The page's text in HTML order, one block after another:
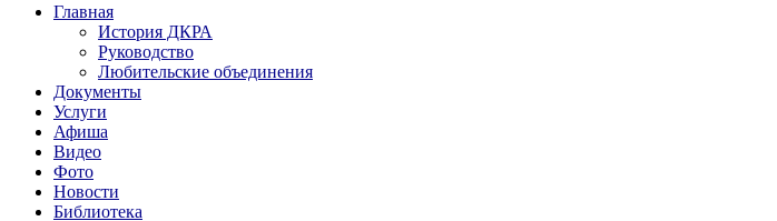
Главная
История ДКРА
Руководство
Любительские объединения
Документы
Услуги
Афиша
Видео
Фото
Новости
Библиотека